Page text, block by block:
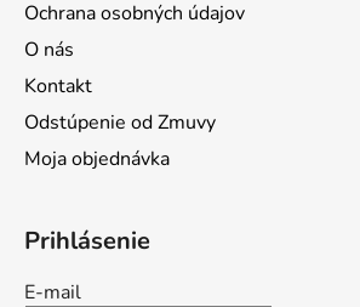
Ochrana osobných údajov
O nás
Kontakt
Odstúpenie od Zmuvy
Moja objednávka
Prihlásenie
E-mail